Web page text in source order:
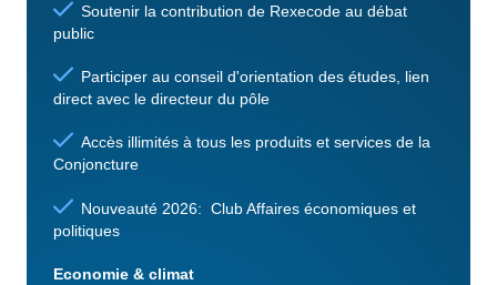
Soutenir la contribution de Rexecode au débat
public
Participer au conseil d'orientation des études, lien
direct avec le directeur du pôle
Accès illimités à tous les produits et services de la
Conjoncture
Nouveauté 2026: Club Affaires économiques et
politiques
Economie & climat